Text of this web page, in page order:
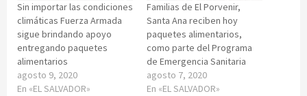
Sin importar las condiciones
climáticas Fuerza Armada
sigue brindando apoyo
entregando paquetes
alimentarios
agosto 9, 2020
En «EL SALVADOR»
Familias de El Porvenir,
Santa Ana reciben hoy
paquetes alimentarios,
como parte del Programa
de Emergencia Sanitaria
agosto 7, 2020
En «EL SALVADOR»